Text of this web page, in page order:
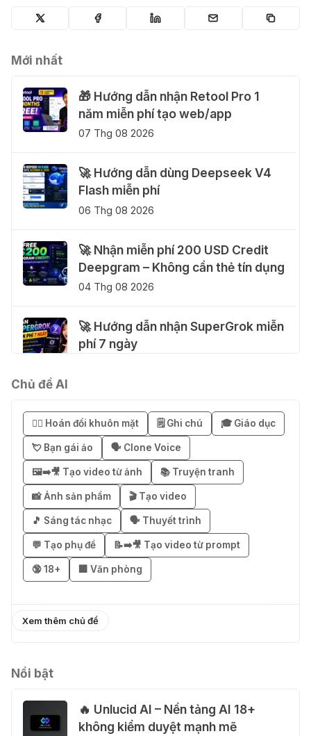
Mới nhất
🎁 Hướng dẫn nhận Retool Pro 1
năm miễn phí tạo web/app
07 Thg 08 2026
🚀 Hướng dẫn dùng Deepseek V4
Flash miễn phí
06 Thg 08 2026
🚀 Nhận miễn phí 200 USD Credit
Deepgram – Không cần thẻ tín dụng
04 Thg 08 2026
🚀 Hướng dẫn nhận SuperGrok miễn
phí 7 ngày
Business miễn phí 3–6 tháng
03 Thg 08 2026
🎁 Mẹo nhận 1 tháng ChatGPT Plus
miễn phí bằng VPN Mexico
02 Thg 08 2026
֎ Cách nhận ChatGPT Go 12 tháng
miễn phí
💃 Tạo video AI nhảy múa với Google
Flow Motion Control
Chủ đề AI
😶‍🌫️ Hoán đổi khuôn mặt 🗒️ Ghi chú 🎓 Giáo dục
💘 Bạn gái ảo 🗣️ Clone Voice
🖼️➡️🎥 Tạo video từ ảnh 📚 Truyện tranh
📸 Ảnh sản phẩm 🎬 Tạo video
🎵 Sáng tác nhạc 🗣️ Thuyết trình
💬 Tạo phụ đề 📝➡️🎥 Tạo video từ prompt
🔞 18+ 🏢 Văn phòng
Xem thêm chủ đề
Nổi bật
🔥 Unlucid AI – Nền tảng AI 18+
không kiểm duyệt mạnh mẽ